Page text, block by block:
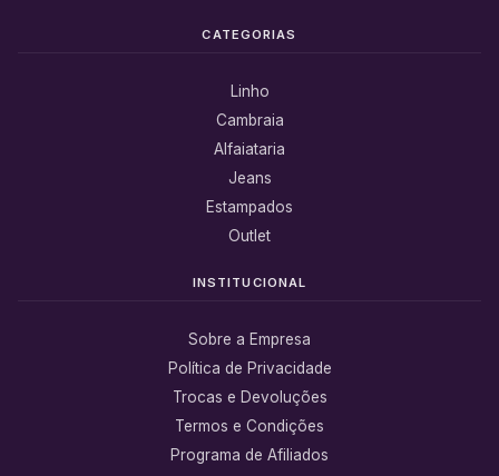
CATEGORIAS
Linho
Cambraia
Alfaiataria
Jeans
Estampados
Outlet
INSTITUCIONAL
Sobre a Empresa
Política de Privacidade
Trocas e Devoluções
Termos e Condições
Programa de Afiliados